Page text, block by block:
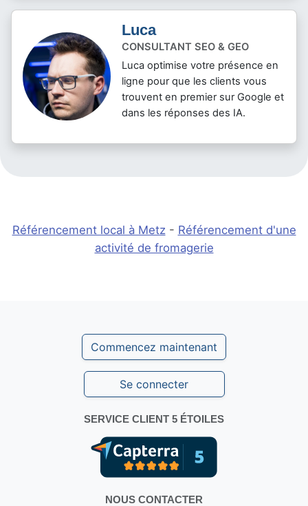
Luca
CONSULTANT SEO & GEO
Luca optimise votre présence en
ligne pour que les clients vous
trouvent en premier sur Google et
dans les réponses des IA.
Référencement local à Metz - Référencement d'une
activité de fromagerie
Commencez maintenant
Se connecter
SERVICE CLIENT 5 ÉTOILES
NOUS CONTACTER